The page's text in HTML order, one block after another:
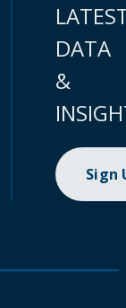
DATA
&
Sign